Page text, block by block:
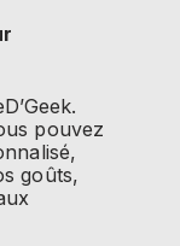
pouvez
goûts,